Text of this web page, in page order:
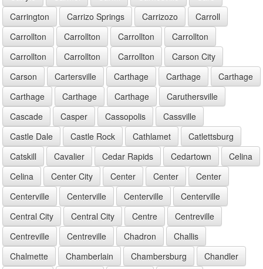
Carrington
Carrizo Springs Carrizozo
Carroll
Carrollton
Carrollton Carrollton
Carrollton
Carrollton
Carrollton Carrollton
Carson City
Carson
Cartersville Carthage Carthage
Carthage
Carthage
Carthage Carthage
Caruthersville
Cascade
Casper Cassopolis
Cassville
Castle Dale
Castle Rock Cathlamet
Catlettsburg
Catskill
Cavalier Cedar Rapids Cedartown
Celina
Celina
Center City Center Center
Center
Centerville
Centerville Centerville
Centerville
Central City
Central City Centre
Centreville
Centreville
Centreville Chadron
Challis
Chalmette
Chamberlain Chambersburg
Chandler